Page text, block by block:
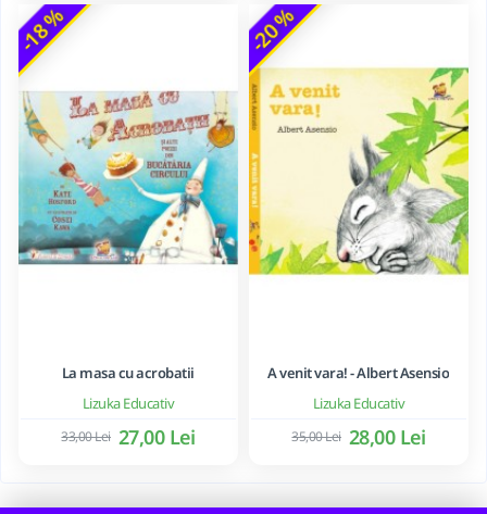
-18 %
Lizuka Educativ
La masa cu acrobatii
27,00 Lei
33,00 Lei
-20 %
Lizuka Educativ
A venit vara! - Albert Asensio
28,00 Lei
35,00 Lei